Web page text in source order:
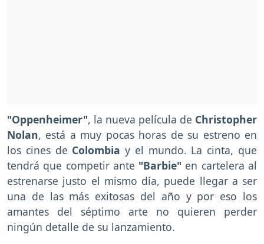
"Oppenheimer", la nueva película de Christopher
Nolan, está a muy pocas horas de su estreno en
los cines de Colombia y el mundo. La cinta, que
tendrá que competir ante "Barbie" en cartelera al
estrenarse justo el mismo día, puede llegar a ser
una de las más exitosas del año y por eso los
amantes del séptimo arte no quieren perder
ningún detalle de su lanzamiento.